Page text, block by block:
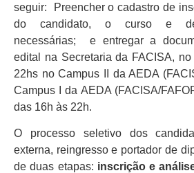
seguir: Preencher o cadastro de
do candidato, o curso e
necessárias; e entregar a
edital na Secretaria da FACISA,
22hs no Campus II da AEDA
Campus I da AEDA (FACISA/
das 16h às 22h.
O processo seletivo dos
externa, reingresso e portador de
de duas etapas: inscrição e